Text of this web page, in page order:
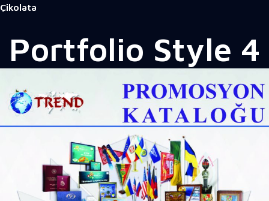
Çikolata
Portfolio Style 4